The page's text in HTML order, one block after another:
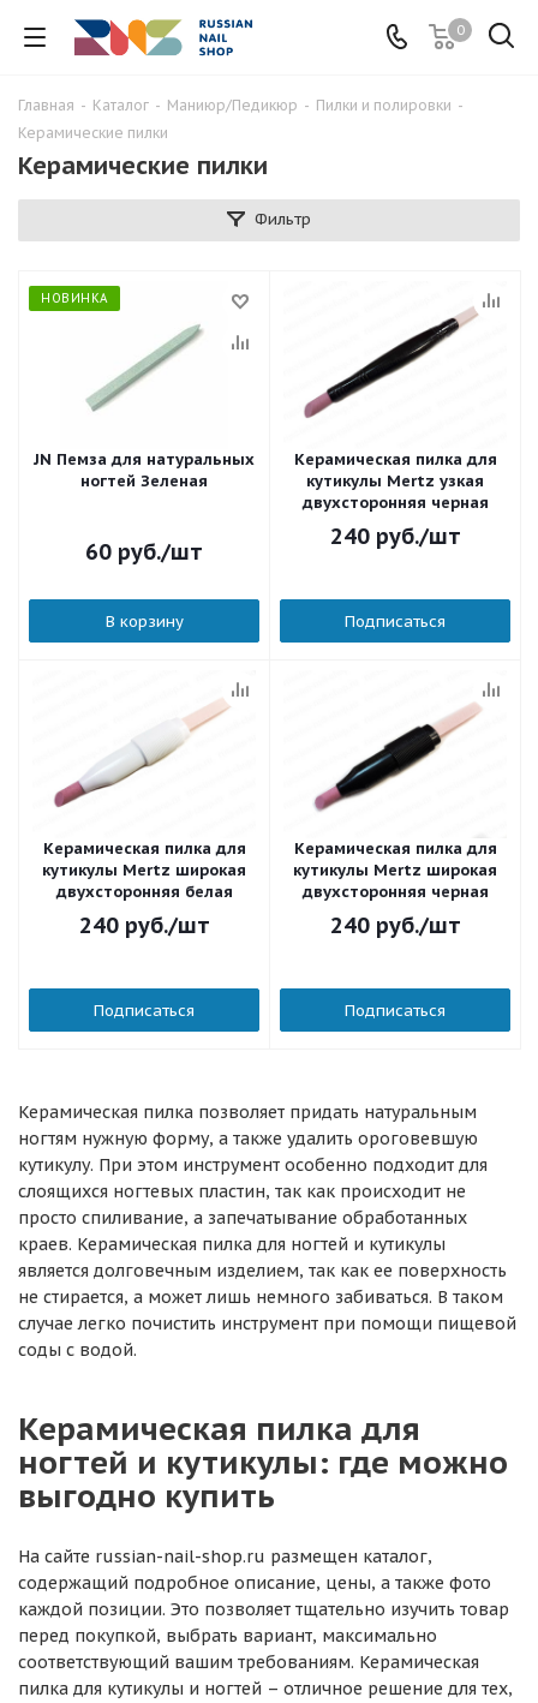
0
Главная - Каталог - Маниюр/Педикюр - Пилки и полировки -
Керамические пилки
Керамические пилки
Фильтр
НОВИНКА
JN Пемза для натуральных
ногтей Зеленая
60 руб./шт
В корзину
Керамическая пилка для
кутикулы Mertz узкая
двухсторонняя черная
240руб./шт
Подписаться
Керамическая пилка для
кутикулы Mertz широкая
двухсторонняя белая
240руб./шт
Подписаться
Керамическая пилка для
кутикулы Mertz широкая
двухсторонняя черная
240руб./шт
Подписаться
Керамическая пилка позволяет придать натуральным
ногтям нужную форму, а также удалить ороговевшую
кутикулу. При этом инструмент особенно подходит для
слоящихся ногтевых пластин, так как происходит не
просто спиливание, а запечатывание обработанных
краев. Керамическая пилка для ногтей и кутикулы
является долговечным изделием, так как ее поверхность
не стирается, а может лишь немного забиваться. В таком
случае легко почистить инструмент при помощи пищевой
соды с водой.
Керамическая пилка для
ногтей и кутикулы: где можно
выгодно купить
На сайте russian-nail-shop.ru размещен каталог,
содержащий подробное описание, цены, а также фото
каждой позиции. Это позволяет тщательно изучить товар
перед покупкой, выбрать вариант, максимально
соответствующий вашим требованиям. Керамическая
пилка для кутикулы и ногтей – отличное решение для тех,